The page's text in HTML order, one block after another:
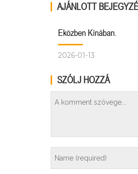
AJÁNLOTT
Eközben Kínában.
2026-01-13
SZÓLJ HOZZÁ